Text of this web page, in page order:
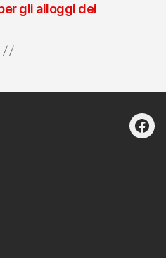
gli alloggi dei